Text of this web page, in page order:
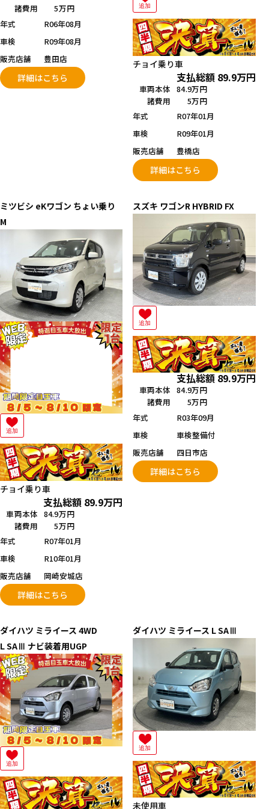
諸費用
5万円
年式
R06年08月
車検
R09年08月
販売店舗
豊田店
詳細はこちら
追加
チョイ乗り車
支払総額 89.9万円
車両本体 84.9万円
諸費用
5万円
年式
R07年01月
車検
R09年01月
販売店舗
豊橋店
詳細はこちら
ミツビシ eKワゴン ちょい乗り
M
追加
チョイ乗り車
支払総額 89.9万円
車両本体 84.9万円
諸費用
5万円
年式
R07年01月
車検
R10年01月
販売店舗
岡崎安城店
詳細はこちら
スズキ ワゴンR HYBRID FX
追加
支払総額 89.9万円
車両本体 84.9万円
諸費用
5万円
年式
R03年09月
車検
車検整備付
販売店舗
四日市店
詳細はこちら
ダイハツ ミライース 4WD
L SAⅢ ナビ装着用UGP
追加
ダイハツ ミライース L SAⅢ
追加
未使用車